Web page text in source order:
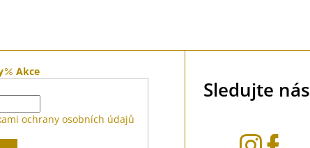
Akce
ochrany osobních údajů
Sledujte nás